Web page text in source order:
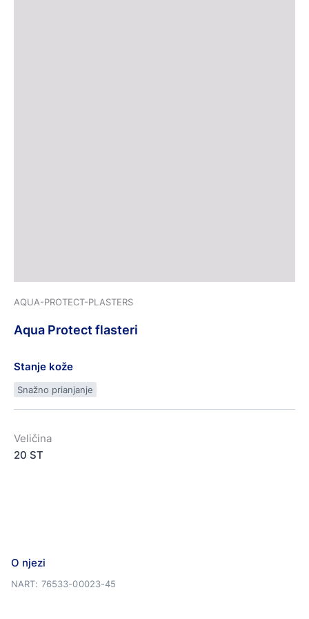
AQUA-PROTECT-PLASTERS
Aqua Protect flasteri
Stanje kože
Snažno prianjanje
Veličina
20 ST
O njezi
NART: 76533-00023-45